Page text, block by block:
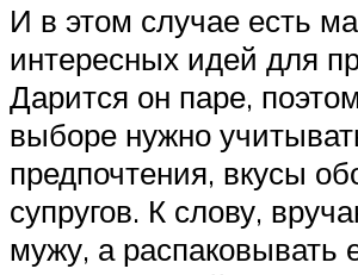
И в этом случае есть
интересных идей для
Дарится он паре,
выборе нужно
предпочтения, вкусы
супругов. К слову,
мужу, а распаковывать